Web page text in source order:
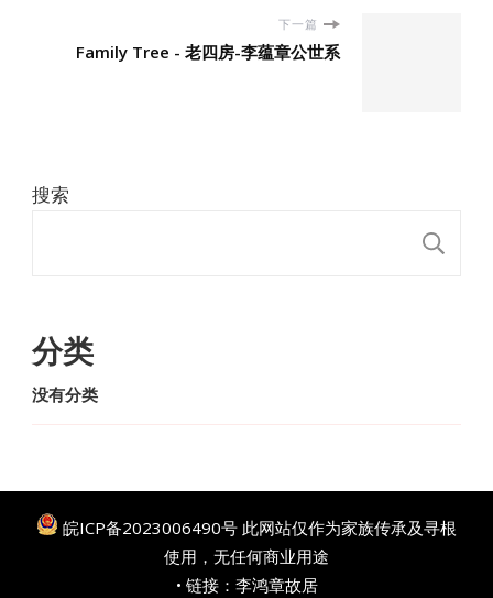
下一篇
Family Tree - 老四房-李蕴章公世系
搜索
分类
没有分类
皖ICP备2023006490号 此网站仅作为家族传承及寻根
使用，无任何商业用途
• 链接： 李鸿章故居